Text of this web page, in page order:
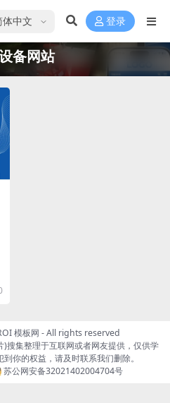
语言 登录
备网站
模板网 - All rights reserved
搜集整理于互联网或者网友提供，仅供学
你的权益，请及时联系我们删除。
苏公网安备32021402004704号